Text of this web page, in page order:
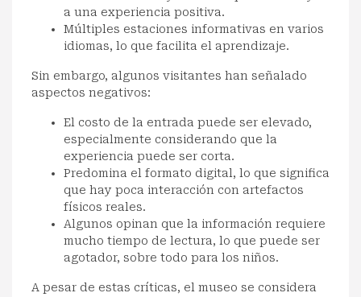
a una experiencia positiva.
Múltiples estaciones informativas en varios
idiomas, lo que facilita el aprendizaje.
Sin embargo, algunos visitantes han señalado
aspectos negativos:
El costo de la entrada puede ser elevado,
especialmente considerando que la
experiencia puede ser corta.
Predomina el formato digital, lo que significa
que hay poca interacción con artefactos
físicos reales.
Algunos opinan que la información requiere
mucho tiempo de lectura, lo que puede ser
agotador, sobre todo para los niños.
A pesar de estas críticas, el museo se considera